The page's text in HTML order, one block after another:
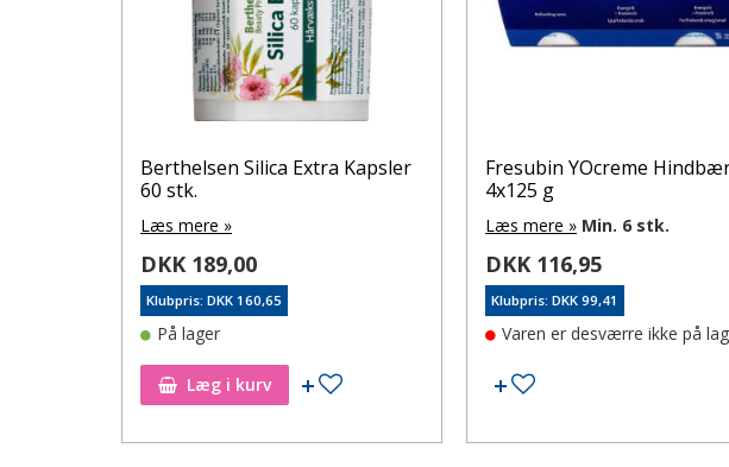
Berthelsen Silica Extra Kapsler
60 stk.
Læs mere »
DKK 189,00
Klubpris: DKK 160,65
På lager
Læg i kurv Tilføj til ønskeseddel
Fresubin YOcreme
4x125 g
Læs mere » Min. 6 stk.
DKK 116,95
Klubpris: DKK 99,41
Varen er desværre ikke på
Tilføj til ønskeseddel